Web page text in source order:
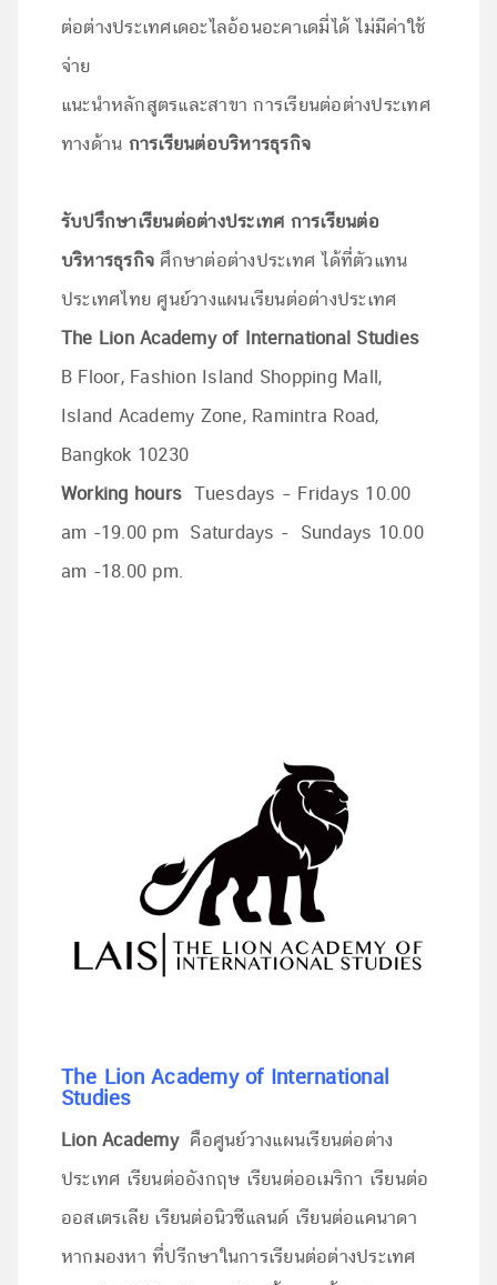
ต่อต่างประเทศเดอะไลอ้อนอะคาเดมี่ได้ ไม่มีค่าใช้
จ่าย
แนะนำหลักสูตรและสาขา การเรียนต่อต่างประเทศ
ทางด้าน การเรียนต่อบริหารธุรกิจ
รับปรึกษาเรียนต่อต่างประเทศ การเรียนต่อ
บริหารธุรกิจ ศึกษาต่อต่างประเทศ ได้ที่ตัวแทน
ประเทศไทย ศูนย์วางแผนเรียนต่อต่างประเทศ
The Lion Academy of International Studies
B Floor, Fashion Island Shopping Mall,
Island Academy Zone, Ramintra Road,
Bangkok 10230
Working hours Tuesdays – Fridays 10.00
am -19.00 pm Saturdays - Sundays 10.00
am -18.00 pm.
The Lion Academy of International
Studies
Lion Academyคือศูนย์วางแผนเรียนต่อต่าง
ประเทศ เรียนต่ออังกฤษ เรียนต่ออเมริกา เรียนต่อ
ออสเตรเลีย เรียนต่อนิวซีแลนด์ เรียนต่อแคนาดา
หากมองหา ที่ปรีกษาในการเรียนต่อต่างประเทศ